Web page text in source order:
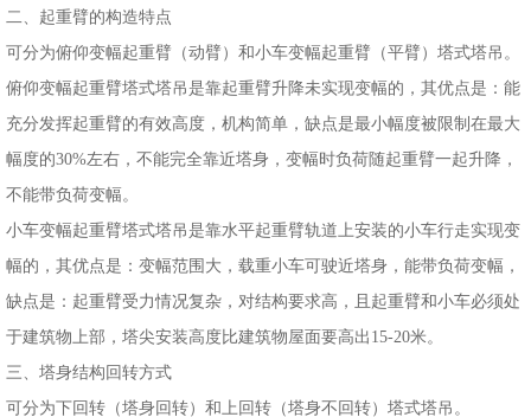
二、起重臂的构造特点
可分为俯仰变幅起重臂（动臂）和小车变幅起重臂（平臂）塔式塔吊。
俯仰变幅起重臂塔式塔吊是靠起重臂升降未实现变幅的，其优点是：能
充分发挥起重臂的有效高度，机构简单，缺点是最小幅度被限制在最大
幅度的30%左右，不能完全靠近塔身，变幅时负荷随起重臂一起升降，
不能带负荷变幅。
小车变幅起重臂塔式塔吊是靠水平起重臂轨道上安装的小车行走实现变
幅的，其优点是：变幅范围大，载重小车可驶近塔身，能带负荷变幅，
缺点是：起重臂受力情况复杂，对结构要求高，且起重臂和小车必须处
于建筑物上部，塔尖安装高度比建筑物屋面要高出15-20米。
三、塔身结构回转方式
可分为下回转（塔身回转）和上回转（塔身不回转）塔式塔吊。